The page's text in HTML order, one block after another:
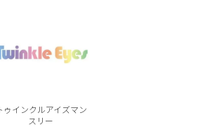
ゥインクルアイズマン
スリー